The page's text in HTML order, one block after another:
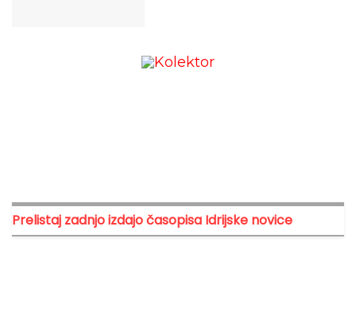
Prelistaj zadnjo izdajo časopisa Idrijske novice